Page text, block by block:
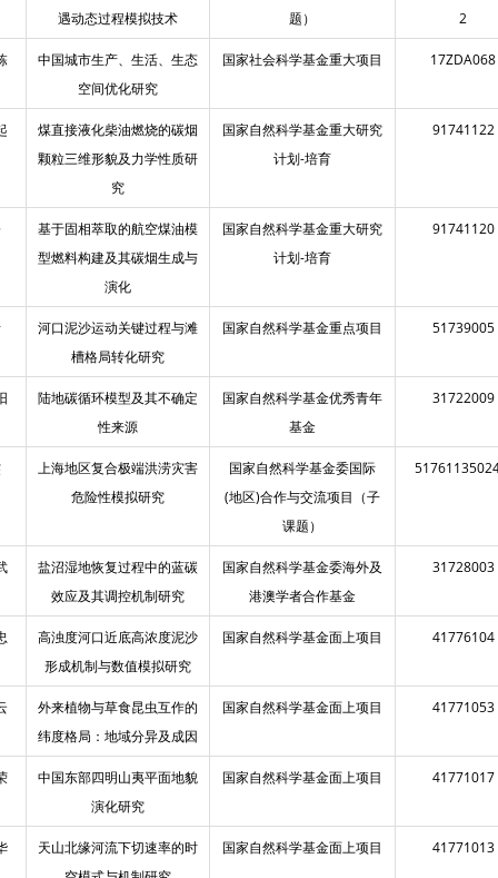
遇动态过程模拟技术
题）
2
中国城市生产、生活、生态
空间优化研究
国家社会科学基金重大项目 17ZDA068
煤直接液化柴油燃烧的碳烟
颗粒三维形貌及力学性质研
究
国家自然科学基金重大研究
计划-培育
91741122
基于固相萃取的航空煤油模
型燃料构建及其碳烟生成与
演化
国家自然科学基金重大研究
计划-培育
91741120
河口泥沙运动关键过程与滩
槽格局转化研究
国家自然科学基金重点项目 51739005
陆地碳循环模型及其不确定
性来源
国家自然科学基金优秀青年
基金
31722009
上海地区复合极端洪涝灾害
危险性模拟研究
国家自然科学基金委国际
(地区)合作与交流项目（子
课题）
盐沼湿地恢复过程中的蓝碳
效应及其调控机制研究
国家自然科学基金委海外及
港澳学者合作基金
31728003
高浊度河口近底高浓度泥沙
形成机制与数值模拟研究
国家自然科学基金面上项目 41776104
外来植物与草食昆虫互作的
纬度格局：地域分异及成因
国家自然科学基金面上项目 41771053
中国东部四明山夷平面地貌
演化研究
国家自然科学基金面上项目 41771017
天山北缘河流下切速率的时
国家自然科学基金面上项目 41771013